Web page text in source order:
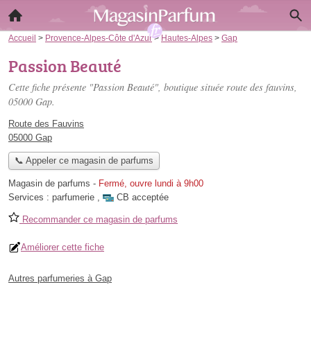
Accueil > Provence-Alpes-Côte d'Azur>Hautes-Alpes > Gap
Passion Beauté
Cette fiche présente "Passion Beauté", boutique située route des fauvins,
05000 Gap.
Route des Fauvins
05000 Gap
📞 Appeler ce magasin de parfums
Magasin de parfums - Fermé, ouvre lundi à 9h00
Services : parfumerie , CB acceptée
Recommander ce magasin de parfums
Améliorer cette fiche
Autres parfumeries à Gap